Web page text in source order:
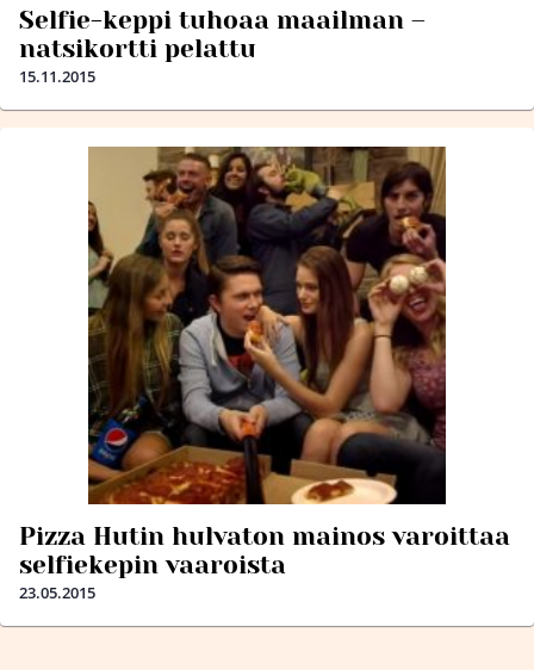
Selfie-keppi tuhoaa maailman –
natsikortti pelattu
15.11.2015
Pizza Hutin hulvaton mainos varoittaa
selfiekepin vaaroista
23.05.2015